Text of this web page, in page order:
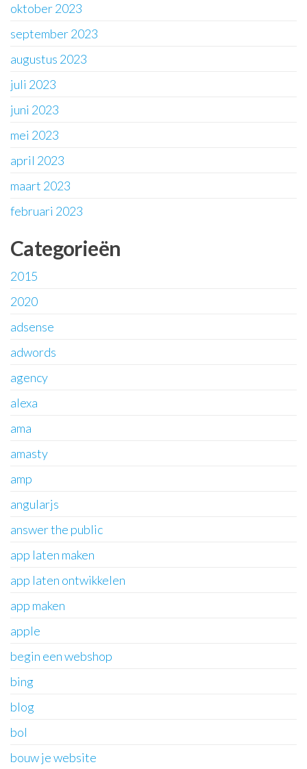
oktober 2023
september 2023
augustus 2023
juli 2023
juni 2023
mei 2023
april 2023
maart 2023
februari 2023
Categorieën
2015
2020
adsense
adwords
agency
alexa
ama
amasty
amp
angularjs
answer the public
app laten maken
app laten ontwikkelen
app maken
apple
begin een webshop
bing
blog
bol
bouw je website